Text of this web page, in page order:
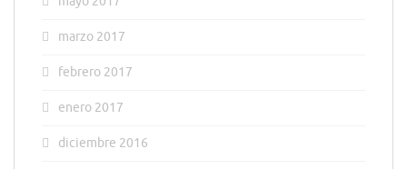
marzo 2017
febrero 2017
enero 2017
diciembre 2016